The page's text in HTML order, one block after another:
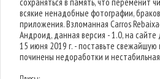
всякие ненадобные фотографии,
приложения. Взломанная Carros
Андроид, данная версия - 1.0, на
15 июня 2019 г. - поставьте
починены недоработки и